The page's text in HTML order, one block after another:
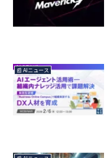
📰 AIニュース